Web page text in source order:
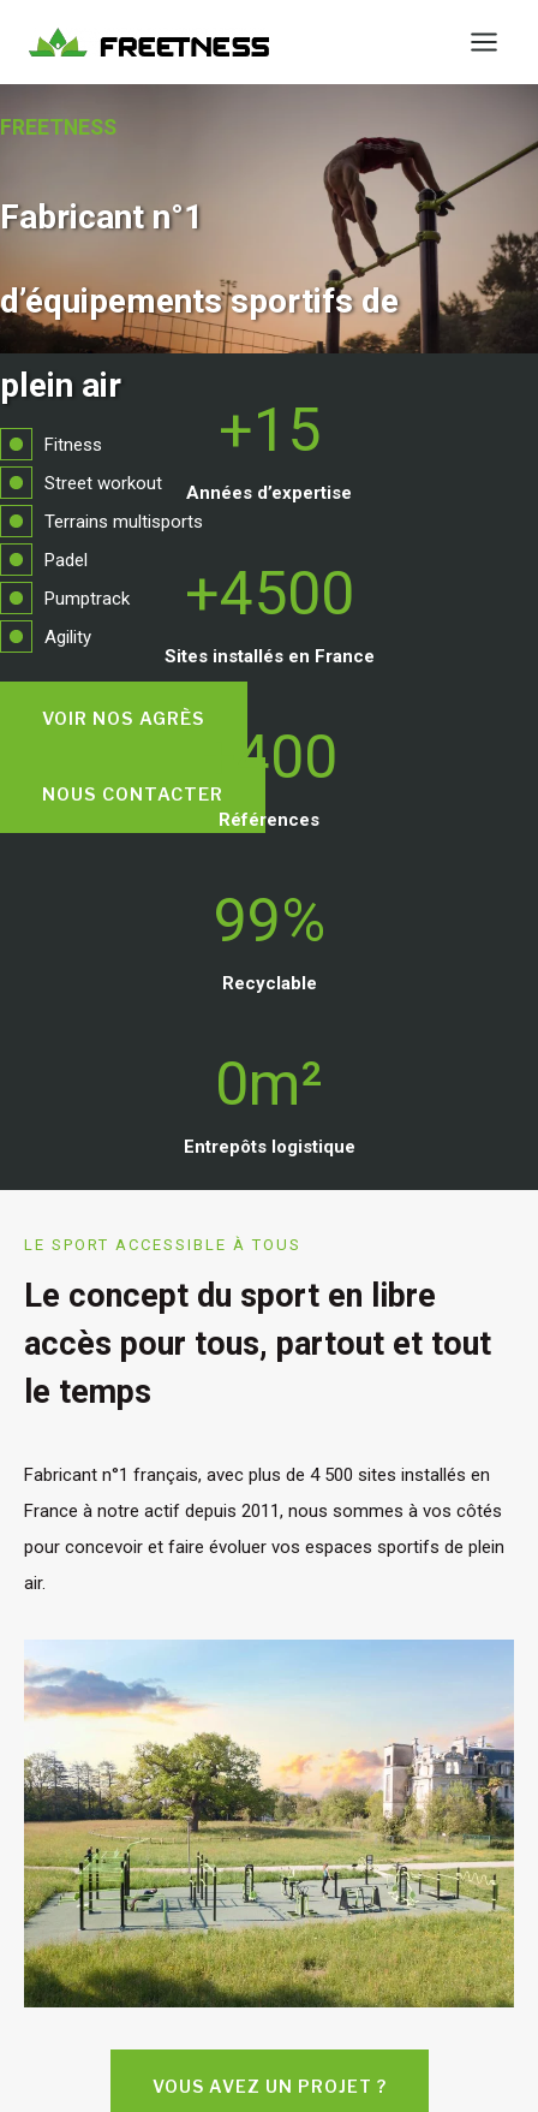
FREETNESS
Fabricant n°1
d’équipements sportifs de
plein air
Fitness
Street workout
Terrains multisports
Padel
Pumptrack
Agility
VOIR NOS AGRÈS
NOUS CONTACTER
+15
Années d’expertise
0
+4500
Sites installés en France
+
+400
Références
9
%
99%
Recyclable
0
²
0m²
Entrepôts logistique
LE SPORT ACCESSIBLE À TOUS
Le concept du sport en libre
accès pour tous, partout et tout
le temps
Fabricant n°1 français, avec plus de 4 500 sites installés en
France à notre actif depuis 2011, nous sommes à vos côtés
pour concevoir et faire évoluer vos espaces sportifs de plein
air.
VOUS AVEZ UN PROJET ?